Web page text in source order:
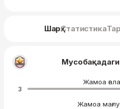
ШарҳСтатистика
Жамоа
3
Жамоа